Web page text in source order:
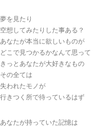
夢を見たり
空想してみたりした事ある？
あなたが本当に欲しいものが
どこで見つかるかなんて思って
きっとあなたが大好きなもの
その全ては
失われたモノが
行きつく所で待っているはず
あなたが持っていた記憶は